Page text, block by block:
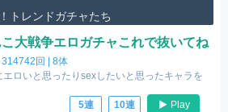
トレンドガチャたち
大戦争エロガチャこれで抜いてね
|314742回 |8体
エロいと思ったりsexしたいと思ったキャラを
5連
10連 Play